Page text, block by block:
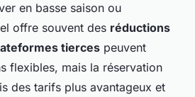
en basse saison ou
offre souvent des réductions
tierces peuvent
flexibles, mais la réservation
des tarifs plus avantageux et